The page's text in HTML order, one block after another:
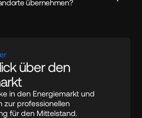
übernehmen?
über den
in den Energiemarkt und
zur professionellen
für den Mittelstand.